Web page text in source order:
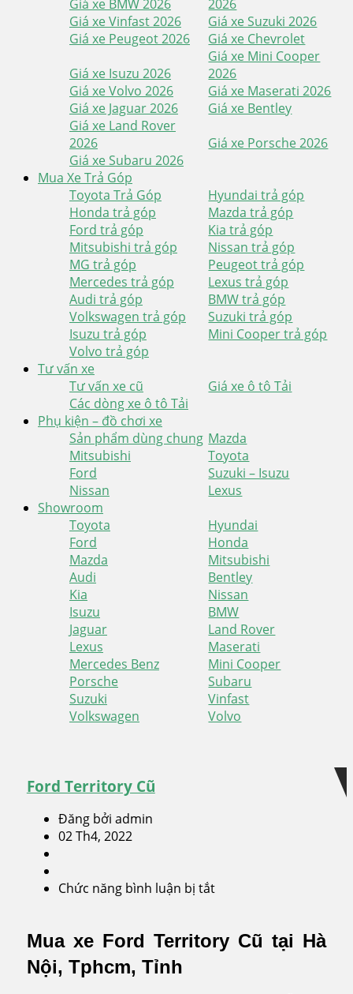
Giá xe BMW 2026
2026
Giá xe Vinfast 2026
Giá xe Suzuki 2026
Giá xe Peugeot 2026
Giá xe Chevrolet
Giá xe Isuzu 2026
Giá xe Mini Cooper
2026
Giá xe Volvo 2026
Giá xe Maserati 2026
Giá xe Jaguar 2026
Giá xe Bentley
Giá xe Land Rover
2026
Giá xe Porsche 2026
Giá xe Subaru 2026
Mua Xe Trả Góp
Toyota Trả Góp
Hyundai trả góp
Honda trả góp
Mazda trả góp
Ford trả góp
Kia trả góp
Mitsubishi trả góp
Nissan trả góp
MG trả góp
Peugeot trả góp
Mercedes trả góp
Lexus trả góp
Audi trả góp
BMW trả góp
Volkswagen trả góp
Suzuki trả góp
Isuzu trả góp
Mini Cooper trả góp
Volvo trả góp
Tư vấn xe
Tư vấn xe cũ
Giá xe ô tô Tải
Các dòng xe ô tô Tải
Phụ kiện – đồ chơi xe
Sản phẩm dùng chung Mazda
Mitsubishi
Toyota
Ford
Suzuki – Isuzu
Nissan
Lexus
Showroom
Toyota
Hyundai
Ford
Honda
Mazda
Mitsubishi
Audi
Bentley
Kia
Nissan
Isuzu
BMW
Jaguar
Land Rover
Lexus
Maserati
Mercedes Benz
Mini Cooper
Porsche
Subaru
Suzuki
Vinfast
Volkswagen
Volvo
navigation
content
Ford Territory Cũ
Đăng bởi admin
02 Th4, 2022
Chức năng bình luận bị tắtở
Cũ
Mua xe Ford Territory Cũ tại Hà
Nội, Tphcm, Tỉnh